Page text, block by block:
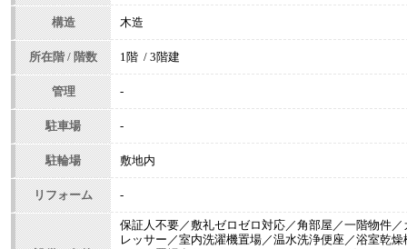
構造 木造
所在階 / 階数 1階 / 3階建
管理 -
駐車場 -
駐輪場 敷地内
リフォーム -
保証人不要／敷礼ゼロゼロ対応／角部屋／一階物件
レッサー／室内洗濯機置場／温水洗浄便座／浴室乾